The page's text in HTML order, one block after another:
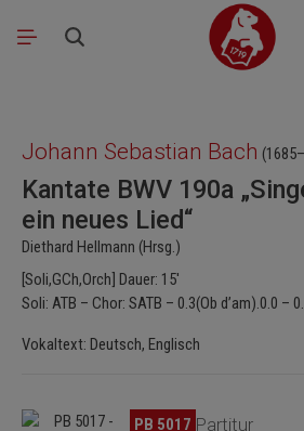
Zum Hauptinhalt springen
Johann Sebastian Bach
Kantate BWV 190a
ein neues Lied“
Diethard Hellmann (Hrsg.)
[Soli,GCh,Orch] Dauer: 15'
Soli: ATB – Chor: SATB – 0.3(Ob d’am).0.0 –
Vokaltext: Deutsch, Englisch
Bildergalerie überspringen
PB 5017 Partitur